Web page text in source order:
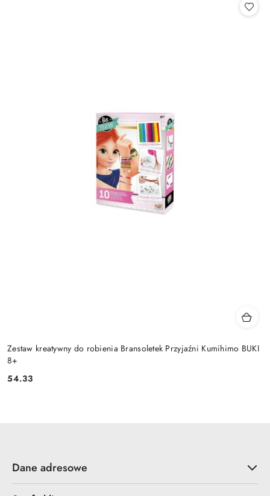
Zestaw kreatywny do robienia Bransoletek Przyjaźni Kumihimo BUKI
8+
Cena:
54.33
Dane adresowe